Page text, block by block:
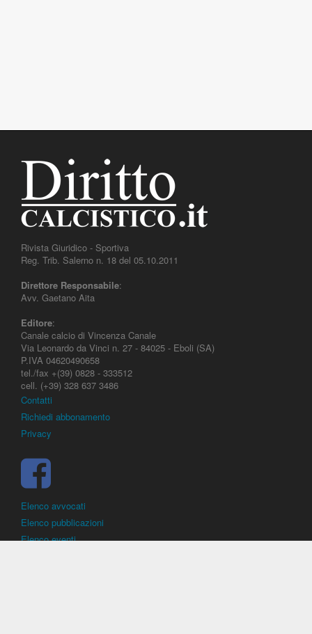
Rivista Giuridico - Sportiva
Reg. Trib. Salerno n. 18 del 05.10.2011
Direttore Responsabile:
Avv. Gaetano Aita
Editore:
Canale calcio di Vincenza Canale
Via Leonardo da Vinci n. 27 - 84025 - Eboli (SA)
P.IVA 04620490658
tel./fax +(39) 0828 - 333512
cell. (+39) 328 637 3486
Contatti
Richiedi abbonamento
Privacy
Elenco avvocati
Elenco pubblicazioni
Elenco eventi